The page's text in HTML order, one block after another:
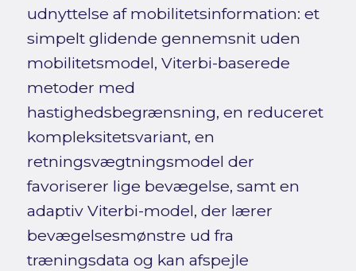
udnyttelse af mobilitetsinformation: et
simpelt glidende gennemsnit uden
mobilitetsmodel, Viterbi-baserede
metoder med
hastighedsbegrænsning, en reduceret
kompleksitetsvariant, en
retningsvægtningsmodel der
favoriserer lige bevægelse, samt en
adaptiv Viterbi-model, der lærer
bevægelsesmønstre ud fra
træningsdata og kan afspejle